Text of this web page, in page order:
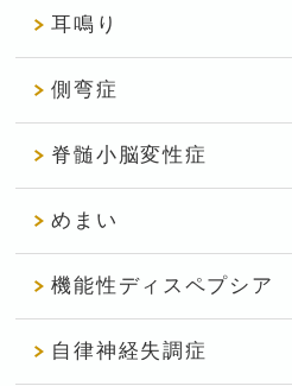
耳鳴り
側弯症
脊髄小脳変性症
めまい
機能性ディスペプシア
自律神経失調症